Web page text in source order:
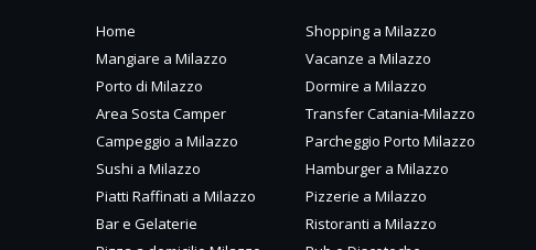
Home
Shopping a Milazzo
Mangiare a Milazzo
Vacanze a Milazzo
Porto di Milazzo
Dormire a Milazzo
Area Sosta Camper
Transfer Catania-Milazzo
Campeggio a Milazzo
Parcheggio Porto Milazzo
Sushi a Milazzo
Hamburger a Milazzo
Piatti Raffinati a Milazzo
Pizzerie a Milazzo
Bar e Gelaterie
Ristoranti a Milazzo